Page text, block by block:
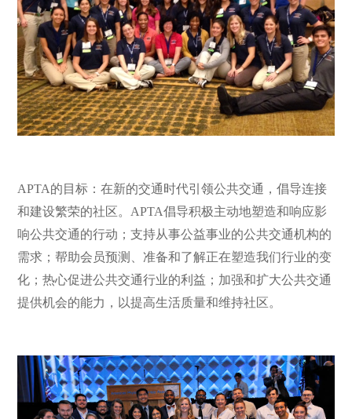
APTA的目标：在新的交通时代引领公共交通，倡导连接
和建设繁荣的社区。APTA倡导积极主动地塑造和响应影
响公共交通的行动；支持从事公益事业的公共交通机构的
需求；帮助会员预测、准备和了解正在塑造我们行业的变
化；热心促进公共交通行业的利益；加强和扩大公共交通
提供机会的能力，以提高生活质量和维持社区。